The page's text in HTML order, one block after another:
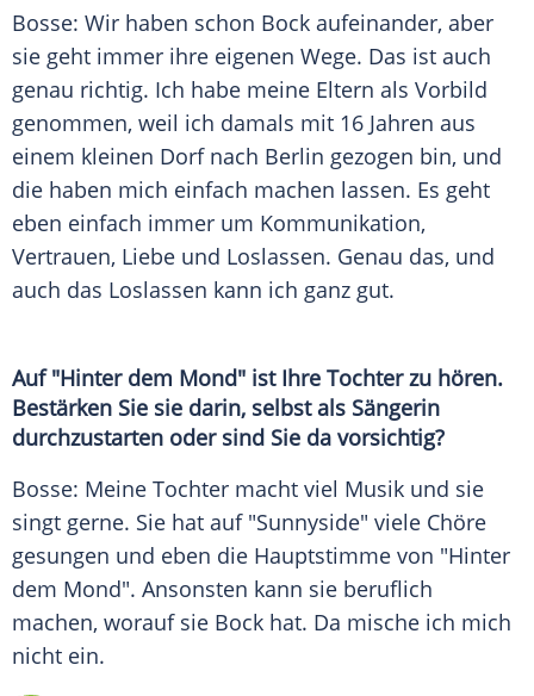
Bosse: Wir haben schon Bock aufeinander, aber
sie geht immer ihre eigenen Wege. Das ist auch
genau richtig. Ich habe meine Eltern als Vorbild
genommen, weil ich damals mit 16 Jahren aus
einem kleinen Dorf nach Berlin gezogen bin, und
die haben mich einfach machen lassen. Es geht
eben einfach immer um Kommunikation,
Vertrauen, Liebe und Loslassen. Genau das, und
auch das Loslassen kann ich ganz gut.
Auf "Hinter dem Mond" ist Ihre Tochter zu hören.
Bestärken Sie sie darin, selbst als Sängerin
durchzustarten oder sind Sie da vorsichtig?
Bosse: Meine Tochter macht viel Musik und sie
singt gerne. Sie hat auf "Sunnyside" viele Chöre
gesungen und eben die Hauptstimme von "Hinter
dem Mond". Ansonsten kann sie beruflich
machen, worauf sie Bock hat. Da mische ich mich
nicht ein.